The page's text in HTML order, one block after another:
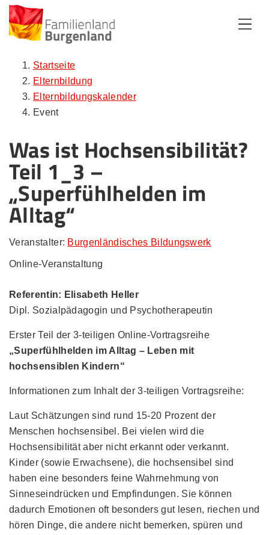
Startseite
Elternbildung
Elternbildungskalender
Event
Was ist Hochsensibilität?
Teil 1_3 –
„Superfühlhelden im
Alltag“
Veranstalter: Burgenländisches Bildungswerk
Online-Veranstaltung
Referentin: Elisabeth Heller
Dipl. Sozialpädagogin und Psychotherapeutin
Erster Teil der 3-teiligen Online-Vortragsreihe
„Superfühlhelden im Alltag – Leben mit
hochsensiblen Kindern“
Informationen zum Inhalt der 3-teiligen Vortragsreihe:
Laut Schätzungen sind rund 15-20 Prozent der
Menschen hochsensibel. Bei vielen wird die
Hochsensibilität aber nicht erkannt oder verkannt.
Kinder (sowie Erwachsene), die hochsensibel sind
haben eine besonders feine Wahrnehmung von
Sinneseindrücken und Empfindungen. Sie können
dadurch Emotionen oft besonders gut lesen, riechen und
hören Dinge, die andere nicht bemerken, spüren und